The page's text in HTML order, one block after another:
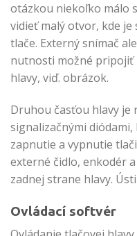
otázkou niekoľko málo
vidieť malý otvor, kde
tlače. Externý snímač
nutnosti možné pripojiť
hlavy, viď. obrázok.
Druhou časťou hlavy je
signalizačnými
zapnutie a vypnutie
externé čidlo, enkodér
zadnej strane hlavy.
Ovládací softvér